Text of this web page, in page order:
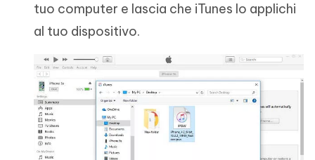
tuo computer e lascia che iTunes lo applichi
al tuo dispositivo.